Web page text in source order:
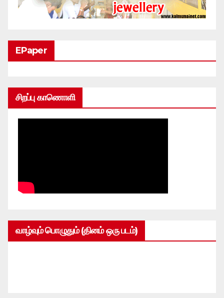
EPaper
சிறப்பு காணொளி
வாழ்வும் பொழுதும் (தினம் ஒரு படம்)